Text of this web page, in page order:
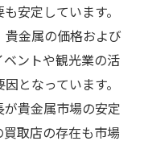
える影響
のシグナル
動向
成功させるため
た投資戦略
安定しています。
金属の価格および
ントや観光業の活
となっています。
貴金属市場の安定
取店の存在も市場